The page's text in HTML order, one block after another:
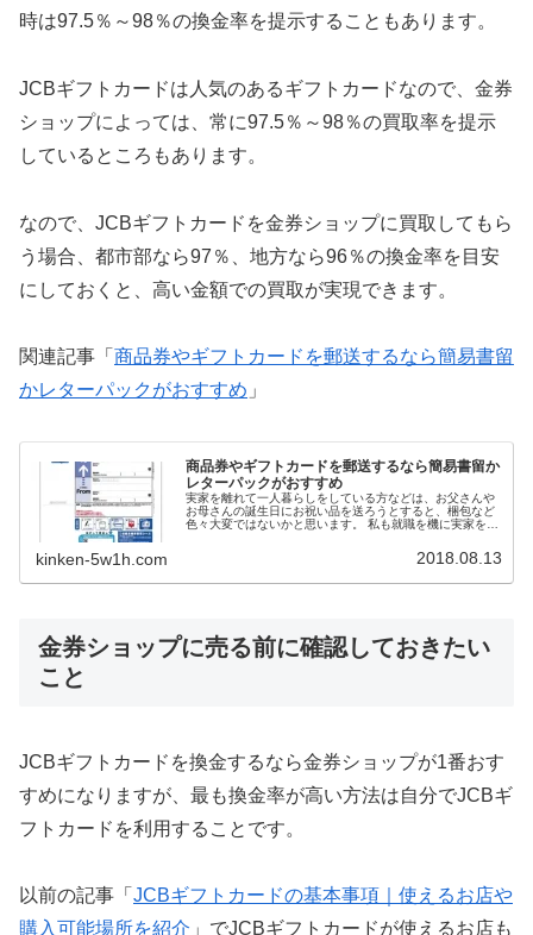
時は97.5％～98％の換金率を提示することもあります。
JCBギフトカードは人気のあるギフトカードなので、金券
ショップによっては、常に97.5％～98％の買取率を提示
しているところもあります。
なので、JCBギフトカードを金券ショップに買取してもら
う場合、都市部なら97％、地方なら96％の換金率を目安
にしておくと、高い金額での買取が実現できます。
関連記事「 商品券やギフトカードを郵送するなら簡易書留
かレターパックがおすすめ 」
商品券やギフトカードを郵送するなら簡易書留か
レターパックがおすすめ
実家を離れて一人暮らしをしている方などは、お父さんや
お母さんの誕生日にお祝い品を送ろうとすると、梱包など
色々大変ではないかと思います。 私も就職を機に実家を離
するのに商品券やビール券を郵送で送ったこともありま
ります。他にも、宅配便やレターパックプラスが信書の発
送方法になっています。 今回は、商品券やギフトカードを
kinken-5w1h.com 2018.08.13
金券ショップに売る前に確認しておきたい
こと
JCBギフトカードを換金するなら金券ショップが1番おす
すめになりますが、最も換金率が高い方法は自分でJCBギ
フトカードを利用することです。
以前の記事「 JCBギフトカードの基本事項｜使えるお店や
購入可能場所を紹介 」でJCBギフトカードが使えるお店も